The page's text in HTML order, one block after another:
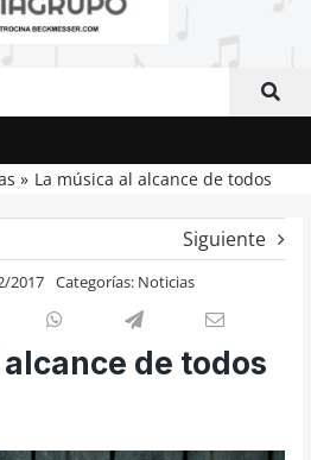
La música al alcance de todos
Siguiente
2017 Categorías: Noticias
de todos